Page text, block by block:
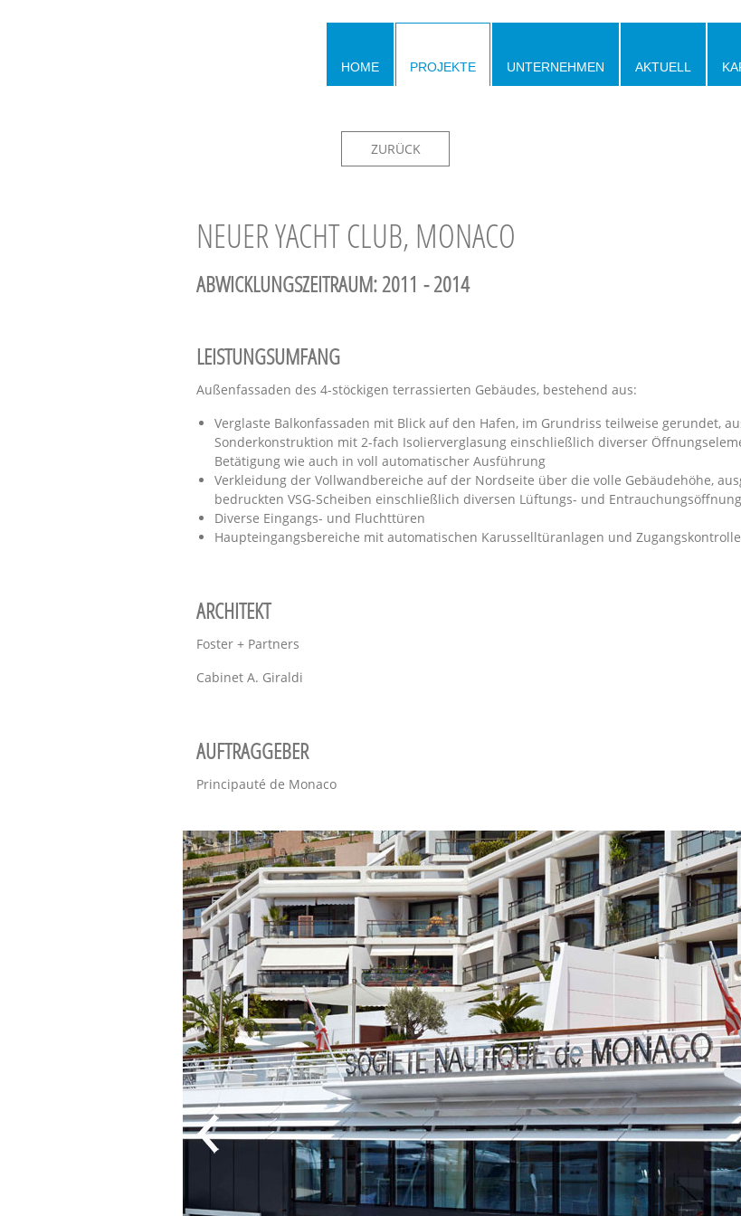
HOME PROJEKTE UNTERNEHMEN AKTUELL
ZURÜCK
NEUER YACHT CLUB, MONACO
ABWICKLUNGSZEITRAUM: 2011 - 2014
LEISTUNGSUMFANG
Außenfassaden des 4-stöckigen terrassierten Gebäudes, bestehend aus:
Verglaste Balkonfassaden mit Blick auf den Hafen, im Grundriss teilweise gerundet,
Sonderkonstruktion mit 2-fach Isolierver­glasung einschließlich diverser
Betätigung wie auch in voll automatischer Ausführung
Verkleidung der Vollwandbereiche auf der Nordseite über die volle Gebäudehöhe,
bedruckten VSG-Scheiben einschließlich diversen Lüftungs- und
Diverse Eingangs- und Fluchttüren
Haupteingangsbereiche mit automatischen Karusselltüranlagen und Zugangskontrolle
ARCHITEKT
Foster + Partners
Cabinet A. Giraldi
AUFTRAGGEBER
Principauté de Monaco
KONTAKT
T: +49 7665 9810-0
Fax: +49 7665 9810-10
office@metallbau-frueh.com
COPYRIGHT
Metallbau Früh
Germany
Alle Rechte